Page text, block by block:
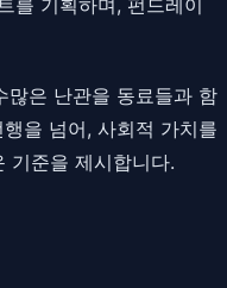
은 난관을 동료들과 함
을 넘어, 사회적 가치를
기준을 제시합니다.